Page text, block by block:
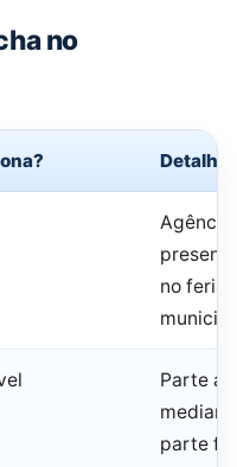
no
Detalhe
no
Parte
parte